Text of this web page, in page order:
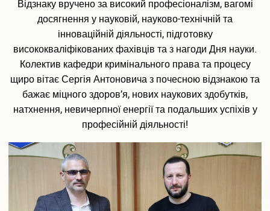
Електронні журнали обліку успішності
Плани гостьових лекцій
Навчально-методичне забезпечення
Студентське самоврядування
Військова кафедра
IT сервіси Університету
Офіс студента
Пам’ятаємо. Єднаємося. Переможемо!
особам
Електронна скринька довіри
Аспіранту і докторанту
Відзнаку вручено за високий професіоналізм, вагомі
досягнення у науковій, науково-технічній та
інноваційній діяльності, підготовку
висококваліфікованих фахівців та з нагоди Дня науки.
Колектив кафедри кримінального права та процесу
щиро вітає Сергія Антоновича з почесною відзнакою та
бажає міцного здоров’я, нових наукових здобутків,
натхнення, невичерпної енергії та подальших успіхів у
професійній діяльності!